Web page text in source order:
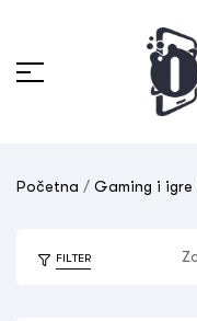
Početna / Gaming i igre
FILTER